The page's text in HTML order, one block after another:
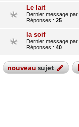
Le lait
Dernier message par
Réponses : 25
la soif
Dernier message par
Réponses : 40
nouveausujet